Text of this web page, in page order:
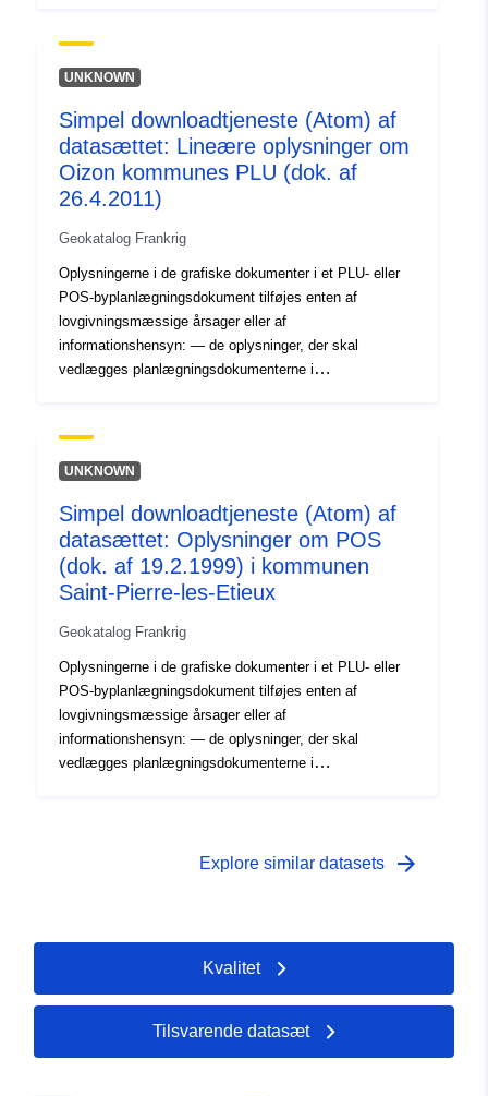
de grafiske dokumenter til orientering.
UNKNOWN
Simpel downloadtjeneste (Atom) af
datasættet: Lineære oplysninger om
Oizon kommunes PLU (dok. af
26.4.2011)
Geokatalog Frankrig
Oplysningerne i de grafiske dokumenter i et PLU- eller
POS-byplanlægningsdokument tilføjes enten af
lovgivningsmæssige årsager eller af
informationshensyn: — de oplysninger, der skal
vedlægges planlægningsdokumenterne i
de grafiske dokumenter til orientering.
UNKNOWN
Simpel downloadtjeneste (Atom) af
datasættet: Oplysninger om POS
(dok. af 19.2.1999) i kommunen
Saint-Pierre-les-Etieux
Geokatalog Frankrig
Oplysningerne i de grafiske dokumenter i et PLU- eller
POS-byplanlægningsdokument tilføjes enten af
lovgivningsmæssige årsager eller af
informationshensyn: — de oplysninger, der skal
vedlægges planlægningsdokumenterne i
Explore similar datasets arrow_forward
Kvalitet
Tilsvarende datasæt